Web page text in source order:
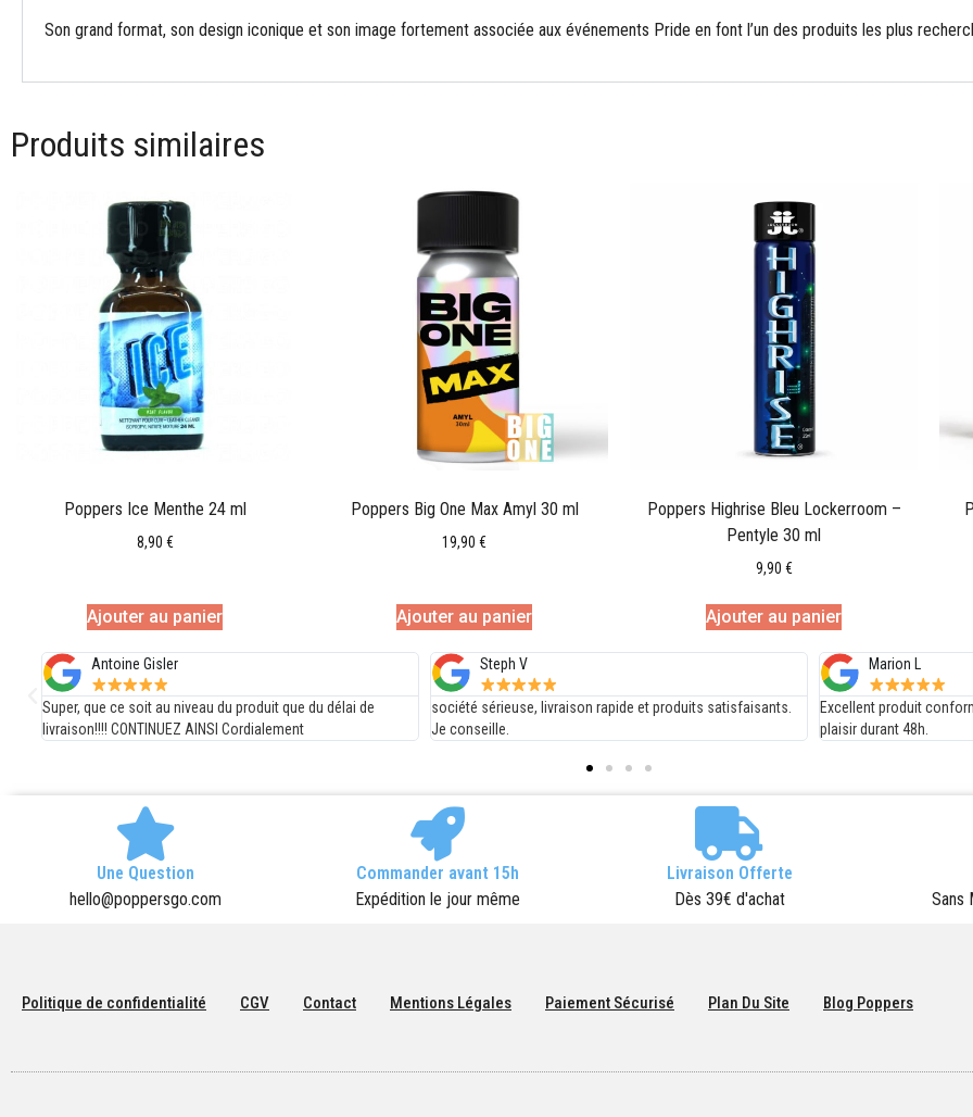
Son grand format, son design iconique et son image fortement associée aux événements Pride en font l’un des produits les plus
Produits similaires
Poppers Ice Menthe 24 ml
8,90 €
Ajouter au panier
Poppers Big One Max Amyl 30 ml
19,90 €
Ajouter au panier
Poppers Highrise Bleu Lockerroom –
Pentyle 30 ml
9,90 €
Ajouter au panier
Steph V
société sérieuse, livraison rapide et produits satisfaisants.
Je conseille.
Marion L
Excellent produit conforme à mes attentes, je me prend du
plaisir durant 48h.
Fabien
je suis satisfait de la
rapport qualité prix est
Une Question
hello@poppersgo.com
Commander avant 15h
Expédition le jour même
Livraison Offerte
Dès 39€ d'achat
Sans
Politique de confidentialité CGV Contact Mentions Légales Paiement Sécurisé Plan Du Site Blog Poppers